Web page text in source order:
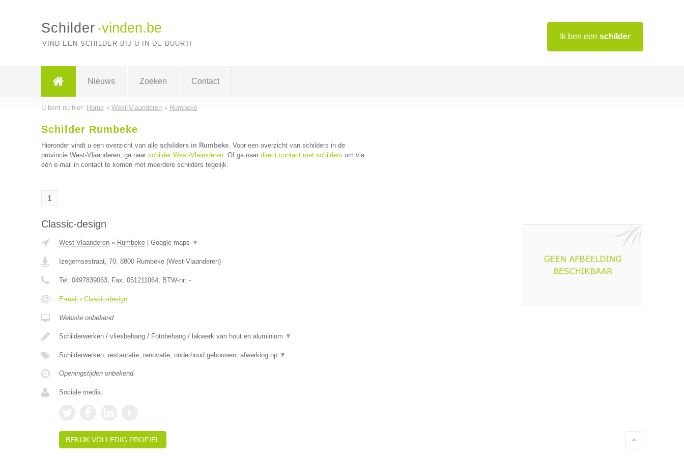
Ik ben een schilder
Schilder -vinden.be
VIND EEN SCHILDER BIJ U IN DE BUURT!
Nieuws Zoeken Contact
U bent nu hier: Home» West-Vlaanderen» Rumbeke
Schilder Rumbeke
Hieronder vindt u een overzicht van alle schilders in Rumbeke. Voor een overzicht van schilders in de
provincie West-Vlaanderen, ga naar schilder West-Vlaanderen. Of ga naar direct contact met schilders om via
één e-mail in contact te komen met meerdere schilders tegelijk.
1
Classic-design
West-Vlaanderen» Rumbeke| Google maps ▼
Izegemsestraat, 70, 8800 Rumbeke(West-Vlaanderen)
Tel: 0497839063, Fax: 051211064, BTW-nr: -
E-mail › Classic-design
Website onbekend
Schilderwerken / vliesbehang / Fotobehang / lakwerk van hout en aluminium ▼
Schilderwerken, restauratie, renovatie, onderhoud gebouwen, afwerking op ▼
Openingstijden onbekend
Sociale media:
BEKIJK VOLLEDIG PROFIEL